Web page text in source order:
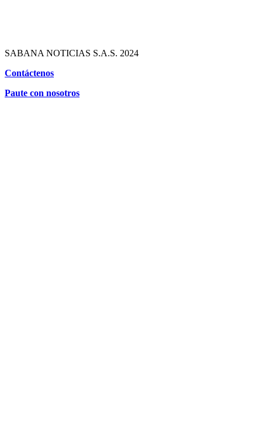
SABANA NOTICIAS S.A.S. 2024
Contáctenos
Paute con nosotros